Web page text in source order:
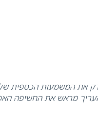
את המשמעות הכספית
מראש את החשיפה